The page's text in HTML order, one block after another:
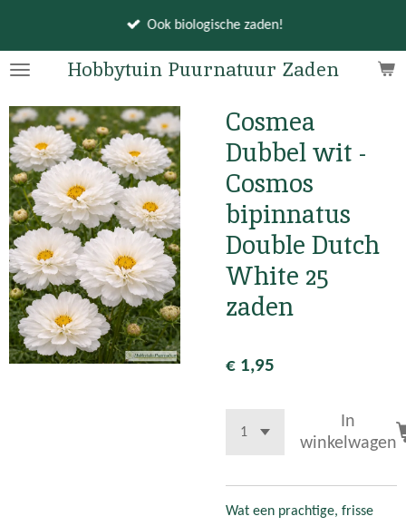
naar
hoofdinhoud
Hobbytuin Puurnatuur Zaden
Ook biologische zaden!
Cosmea
Dubbel wit -
Cosmos
bipinnatus
Double Dutch
White 25
zaden
€ 1,95
In
winkelwagen
Wat een prachtige, frisse